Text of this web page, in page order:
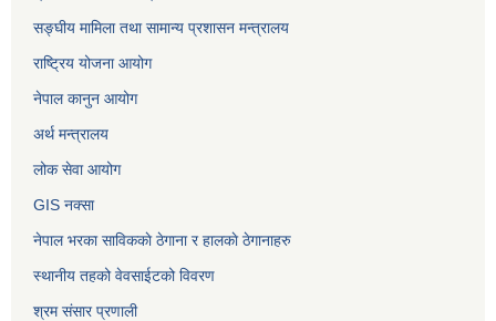
सङ्‍घीय मामिला तथा सामान्य प्रशासन मन्त्रालय
राष्ट्रिय योजना आयोग
नेपाल कानुन आयोग
अर्थ मन्त्रालय
लोक सेवा आयोग
GIS नक्सा
नेपाल भरका साविककाे ठेगाना र हालकाे ठेगानाहरु
स्थानीय तहको वेवसाईटको विवरण
श्रम संसार प्रणाली